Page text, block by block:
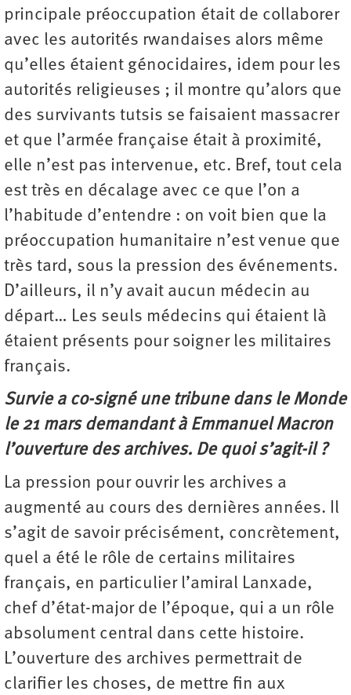
principale préoccupation était de collaborer
avec les autorités rwandaises alors même
qu’elles étaient génocidaires, idem pour les
autorités religieuses ; il montre qu’alors que
des survivants tutsis se faisaient massacrer
et que l’armée française était à proximité,
elle n’est pas intervenue, etc. Bref, tout cela
est très en décalage avec ce que l’on a
l’habitude d’entendre : on voit bien que la
préoccupation humanitaire n’est venue que
très tard, sous la pression des événements.
D’ailleurs, il n’y avait aucun médecin au
départ… Les seuls médecins qui étaient là
étaient présents pour soigner les militaires
français.
Survie a co-signé une tribune dans le Monde
le 21 mars demandant à Emmanuel Macron
l’ouverture des archives. De quoi s’agit-il ?
La pression pour ouvrir les archives a
augmenté au cours des dernières années. Il
s’agit de savoir précisément, concrètement,
quel a été le rôle de certains militaires
français, en particulier l’amiral Lanxade,
chef d’état-major de l’époque, qui a un rôle
absolument central dans cette histoire.
L’ouverture des archives permettrait de
clarifier les choses, de mettre fin aux